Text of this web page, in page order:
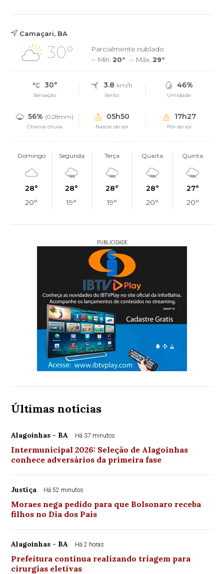
Camaçari, BA
30°
Parcialmente nublado
Mín.20° Máx.29°
30°
Sensação
3.8 km/h
Vento
46%
Umidade
56% (0.28mm)
Chance chuva
05h50
Nascer do sol
17h27
Pôr do sol
Domingo
28°
20°
Segunda
28°
19°
Terça
28°
19°
Quarta
28°
20°
Quinta
27°
20°
PUBLICIDADE
Últimas notícias
Alagoinhas - BA Há 37 minutos
Intermunicipal 2026: Seleção de Alagoinhas
conhece adversários da primeira fase
Justiça Há 52 minutos
Moraes nega pedido para que Bolsonaro receba
filhos no Dia dos Pais
Alagoinhas - BA Há 2 horas
Prefeitura continua realizando triagem para
cirurgias eletivas